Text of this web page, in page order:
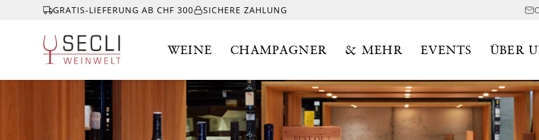
GRATIS-LIEFERUNG AB CHF 300 SICHERE ZAHLUNG
WEINE CHAMPAGNER & MEHR EVENTS ÜBER